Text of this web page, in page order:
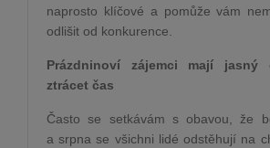
naprosto klíčové a pomůže vám
odlišit od konkurence.
Prázdninoví zájemci mají
ztrácet čas
Často se setkávám s obavou, že
a srpna se všichni lidé odstěhují na